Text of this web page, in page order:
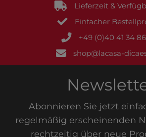
Lieferzeit &
Einfacher
+49 (0)40 41 34
shop@lacasa-
Abonnieren Sie jetzt
regelmäßig erscheinenden
rechtzeitig über neue